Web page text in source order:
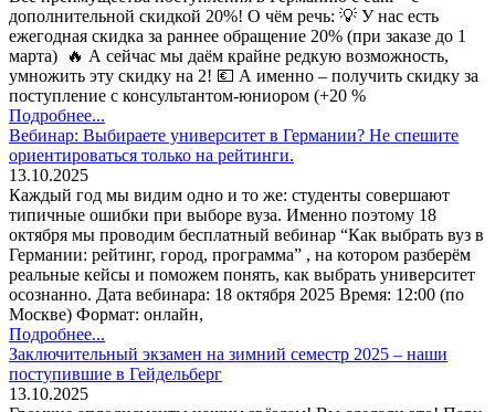
дополнительной скидкой 20%! О чём речь: 💡 У нас есть
ежегодная скидка за раннее обращение 20% (при заказе до 1
марта) 🔥 А сейчас мы даём крайне редкую возможность,
умножить эту скидку на 2! 💶 А именно – получить скидку за
поступление с консультантом-юниором (+20 %
Подробнее...
Вебинар: Выбираете университет в Германии? Не спешите
ориентироваться только на рейтинги.
13.10.2025
Каждый год мы видим одно и то же: студенты совершают
типичные ошибки при выборе вуза. Именно поэтому 18
октября мы проводим бесплатный вебинар “Как выбрать вуз в
Германии: рейтинг, город, программа” , на котором разберём
реальные кейсы и поможем понять, как выбрать университет
осознанно. Дата вебинара: 18 октября 2025 Время: 12:00 (по
Москве) Формат: онлайн,
Подробнее...
Заключительный экзамен на зимний семестр 2025 – наши
поступившие в Гейдельберг
13.10.2025